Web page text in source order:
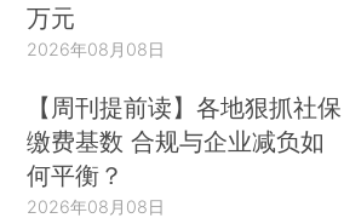
万元
2026年08月08日
【周刊提前读】各地狠抓社保
缴费基数 合规与企业减负如
何平衡？
2026年08月08日